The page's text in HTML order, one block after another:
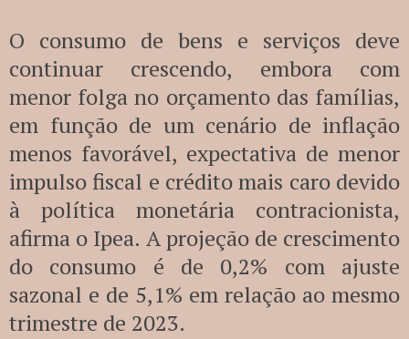
O consumo de bens e serviços deve
continuar crescendo, embora com
menor folga no orçamento das famílias,
em função de um cenário de inflação
menos favorável, expectativa de menor
impulso fiscal e crédito mais caro devido
à política monetária contracionista,
afirma o Ipea. A projeção de crescimento
do consumo é de 0,2% com ajuste
sazonal e de 5,1% em relação ao mesmo
trimestre de 2023.